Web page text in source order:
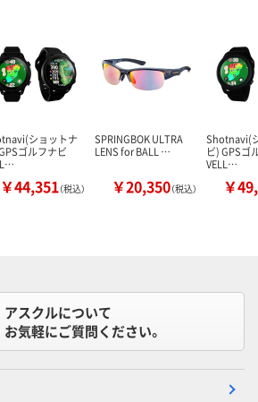
ショットナ
ゴルフナビ
￥44,351（税込）
SPRINGBOK ULTRA
LENS for BALL …
￥20,350（税込）
Shotnavi(
ビ) GPSゴ
VELL…
￥
アスクルについて
お気軽にご質問ください。